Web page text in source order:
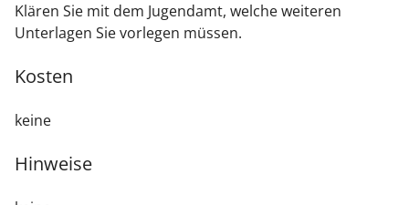
Klären Sie mit dem Jugendamt, welche weiteren
Unterlagen Sie vorlegen müssen.
Kosten
keine
Hinweise